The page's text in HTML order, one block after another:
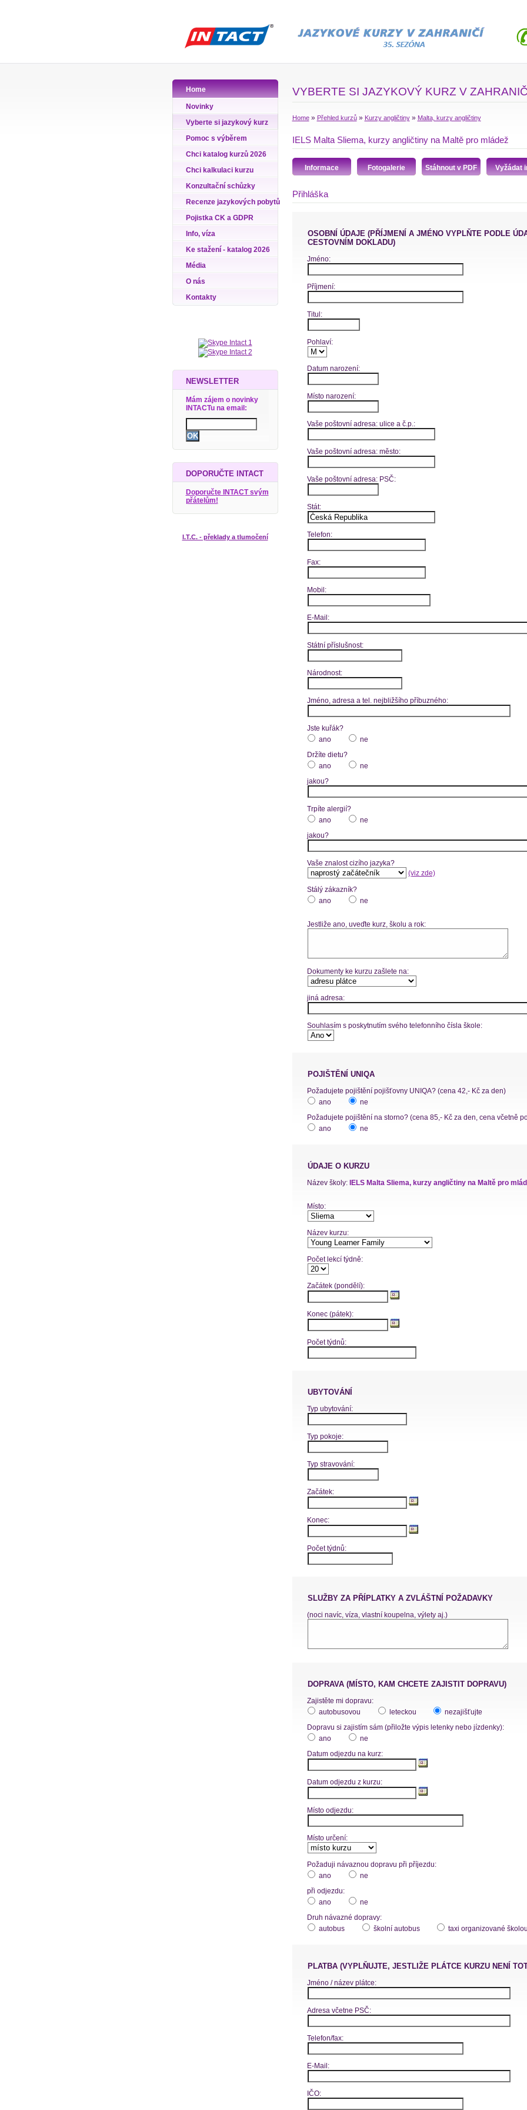
Home
Novinky
Vyberte si jazykový kurz
Pomoc s výběrem
Chci katalog kurzů 2026
Chci kalkulaci kurzu
Konzultační schůzky
Recenze jazykových pobytů
Pojistka CK a GDPR
Info, víza
Ke stažení - katalog 2026
Média
O nás
Kontakty
NEWSLETTER
Mám zájem o novinky
INTACTu na email:
DOPORUČTE INTACT
Doporučte INTACT svým
přátelům!
I.T.C. - překlady a tlumočení
VYBERTE SI JAZYKOVÝ KURZ V
Home» Přehled kurzů» Kurzy angličtiny» Malta, kurzy angličtiny
IELS Malta Sliema, kurzy angličtiny na Maltě pro mládež
Informace Fotogalerie Stáhnout v PDF Vyžádat
Přihláška
OSOBNÍ ÚDAJE (PŘÍJMENÍ A JMÉNO VYPLŇTE PODLE ÚDAJŮ VE VAŠEM
CESTOVNÍM DOKLADU)
Jméno:
Příjmení:
Titul:
Pohlaví:
Datum narození:
Místo narození:
Vaše poštovní adresa: ulice a č.p.:
Vaše poštovní adresa: město:
Vaše poštovní adresa: PSČ:
Stát:
Telefon:
Fax:
Mobil:
E-Mail:
Státní příslušnost:
Národnost:
Jméno, adresa a tel. nejbližšího příbuzného:
Jste kuřák?
ano
ne
Držíte dietu?
ano
ne
jakou?
Trpíte alergií?
ano
ne
jakou?
Vaše znalost cizího jazyka?
(viz zde)
Stálý zákazník?
ano
ne
Jestliže ano, uveďte kurz, školu a rok:
Dokumenty ke kurzu zašlete na:
jiná adresa:
Souhlasím s poskytnutím svého telefonního čísla škole:
POJIŠTĚNÍ UNIQA
Požadujete pojištění pojišťovny UNIQA? (cena 42,- Kč za den)
ano
ne
Požadujete pojištění na storno? (cena 85,- Kč za den, cena včetně
ano
ne
ÚDAJE O KURZU
Název školy: IELS Malta Sliema, kurzy angličtiny na Maltě pro
Místo:
Název kurzu:
Počet lekcí týdně:
Začátek (pondělí):
Konec (pátek):
Počet týdnů:
UBYTOVÁNÍ
Typ ubytování:
Typ pokoje:
Typ stravování:
Začátek:
Konec:
Počet týdnů:
SLUŽBY ZA PŘÍPLATKY A ZVLÁŠTNÍ POŽADAVKY
(noci navíc, víza, vlastní koupelna, výlety aj.)
DOPRAVA (MÍSTO, KAM CHCETE ZAJISTIT DOPRAVU)
Zajistěte mi dopravu:
autobusovou
leteckou
nezajišťujte
Dopravu si zajistím sám (přiložte výpis letenky nebo jízdenky):
ano
ne
Datum odjezdu na kurz:
Datum odjezdu z kurzu:
Místo odjezdu:
Místo určení:
Požaduji návaznou dopravu při příjezdu:
ano
ne
při odjezdu:
ano
ne
Druh návazné dopravy:
autobus
školní autobus taxi organizované školou
PLATBA (VYPLŇUJTE, JESTLIŽE PLÁTCE KURZU NENÍ
Jméno / název plátce:
Adresa včetne PSČ:
Telefon/fax:
E-Mail:
IČO: